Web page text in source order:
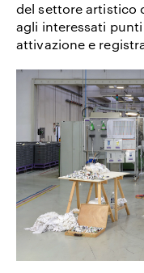
del settore artistico
agli interessati
attivazione e